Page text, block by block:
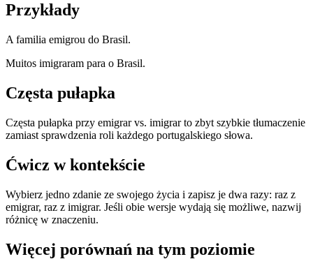
Przykłady
A familia emigrou do Brasil.
Muitos imigraram para o Brasil.
Częsta pułapka
Częsta pułapka przy emigrar vs. imigrar to zbyt szybkie tłumaczenie
zamiast sprawdzenia roli każdego portugalskiego słowa.
Ćwicz w kontekście
Wybierz jedno zdanie ze swojego życia i zapisz je dwa razy: raz z
emigrar, raz z imigrar. Jeśli obie wersje wydają się możliwe, nazwij
różnicę w znaczeniu.
Więcej porównań na tym poziomie